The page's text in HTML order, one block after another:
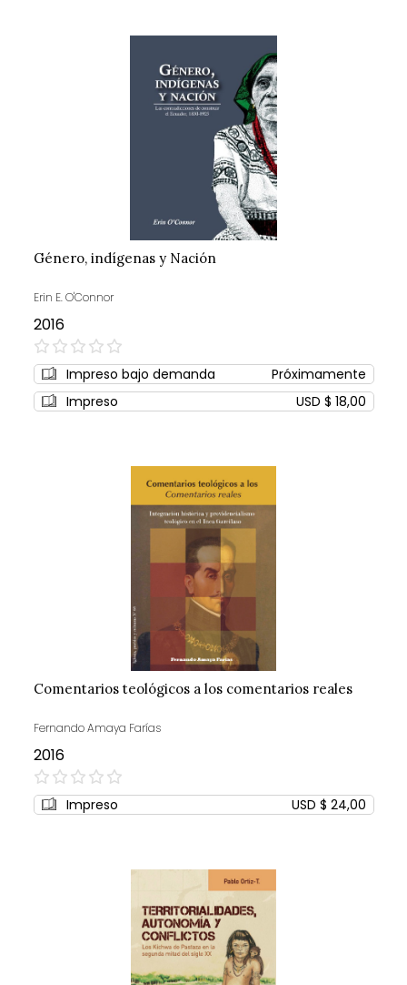
Género, indígenas y Nación
Erin E. O'Connor
2016
0%
Impreso bajo demanda
Próximamente
Impreso
USD $ 18,00
Comentarios teológicos a los comentarios reales
Fernando Amaya Farías
2016
0%
Impreso USD $ 24,00